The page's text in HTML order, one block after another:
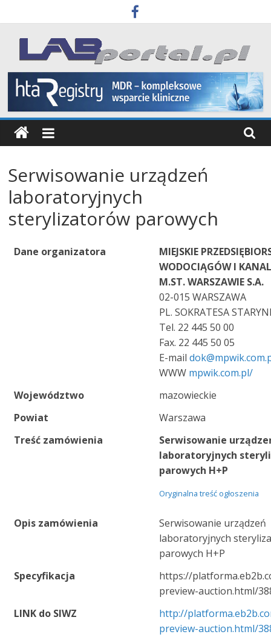
to
content
Labportal
Laboratoria
Aparatura
Badania
Serwisowanie urządzeń
laboratoryjnych
sterylizatorów parowych
Dane organizatora
MIEJSKIE
WODOCIĄGÓW I
M.ST. WARSZAWIE S.A.
02-015 WARSZAWA
PL. SOKRATESA
Tel. 22 445 50 00
Fax. 22 445 50 05
E-mail
WWW mpwik.com.pl/
Województwo
mazowieckie
Powiat
Warszawa
Treść zamówienia
Serwisowanie
laboratoryjnych
parowych H+P
Oryginalna treść ogłoszenia
Opis zamówienia
Serwisowanie urządzeń
laboratoryjnych
parowych H+P
Specyfikacja
https://
preview-auction.html/
LINK do SIWZ
http://
preview-auction.html/